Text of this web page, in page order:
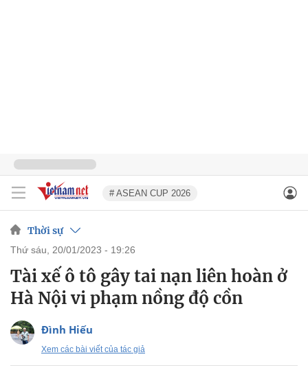
# ASEAN CUP 2026
Thời sự
thứ sáu, 20/01/2023 - 19:26
Tài xế ô tô gây tai nạn liên hoàn ở
Hà Nội vi phạm nồng độ cồn
Đình Hiếu
Xem các bài viết của tác giả